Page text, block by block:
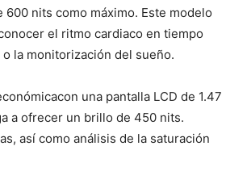
nits como máximo. Este modelo
el ritmo cardiaco en tiempo
la monitorización del sueño.
una pantalla LCD de 1.47
a ofrecer un brillo de 450 nits.
así como análisis de la saturación